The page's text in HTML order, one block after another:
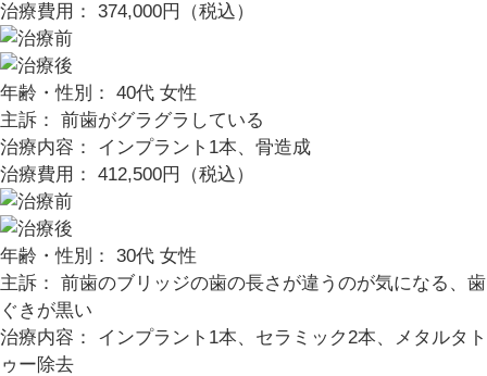
治療費用： 374,000円（税込）
年齢・性別： 40代 女性
主訴： 前歯がグラグラしている
治療内容： インプラント1本、骨造成
治療費用： 412,500円（税込）
年齢・性別： 30代 女性
主訴： 前歯のブリッジの歯の長さが違うのが気になる、歯
ぐきが黒い
治療内容： インプラント1本、セラミック2本、メタルタト
ゥー除去